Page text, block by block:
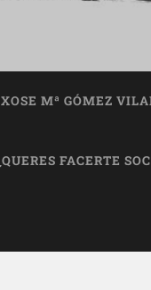
Mª GÓMEZ
FACERTE